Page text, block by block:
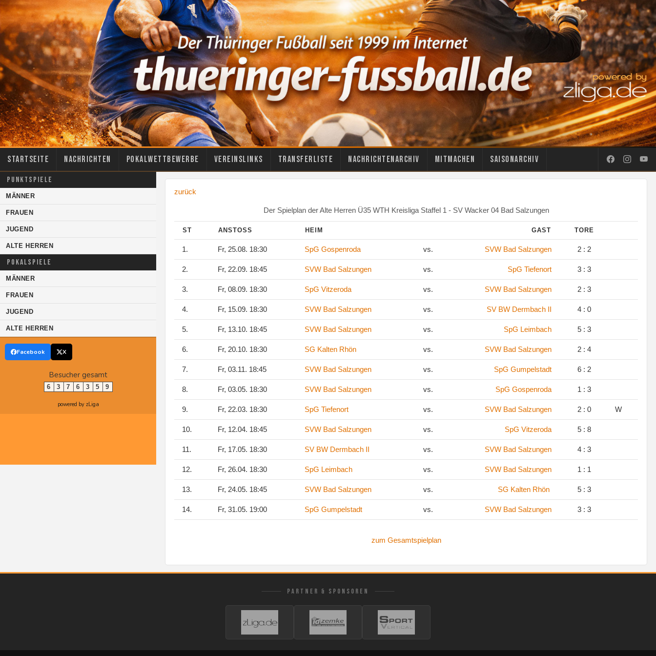
Startseite Nachrichten Pokalwettbewerbe Vereinslinks Transferliste Nachrichtenarchiv Mitmachen Saisonarchiv
PUNKTSPIELE
MÄNNER
FRAUEN
JUGEND
ALTE HERREN
POKALSPIELE
MÄNNER
FRAUEN
JUGEND
ALTE HERREN
Facebook X
Besucher gesamt
6 3 7 6 3 5 9
powered by zLiga
zurück
Der Spielplan der Alte Herren Ü35 WTH Kreisliga Staffel 1 - SV Wacker 04 Bad Salzungen
ST ANSTOSS HEIM GAST TORE
1. Fr, 25.08. 18:30 SpG Gospenroda vs. SVW Bad Salzungen 2 : 2
2. Fr, 22.09. 18:45 SVW Bad Salzungen vs. SpG Tiefenort 3 : 3
3. Fr, 08.09. 18:30 SpG Vitzeroda vs. SVW Bad Salzungen 2 : 3
4. Fr, 15.09. 18:30 SVW Bad Salzungen vs. SV BW Dermbach II 4 : 0
5. Fr, 13.10. 18:45 SVW Bad Salzungen vs. SpG Leimbach 5 : 3
6. Fr, 20.10. 18:30 SG Kalten Rhön vs. SVW Bad Salzungen 2 : 4
7. Fr, 03.11. 18:45 SVW Bad Salzungen vs. SpG Gumpelstadt 6 : 2
8. Fr, 03.05. 18:30 SVW Bad Salzungen vs. SpG Gospenroda 1 : 3
9. Fr, 22.03. 18:30 SpG Tiefenort vs. SVW Bad Salzungen 2 : 0 W
10. Fr, 12.04. 18:45 SVW Bad Salzungen vs. SpG Vitzeroda 5 : 8
11. Fr, 17.05. 18:30 SV BW Dermbach II vs. SVW Bad Salzungen 4 : 3
12. Fr, 26.04. 18:30 SpG Leimbach vs. SVW Bad Salzungen 1 : 1
13. Fr, 24.05. 18:45 SVW Bad Salzungen vs. SG Kalten Rhön 5 : 3
14. Fr, 31.05. 19:00 SpG Gumpelstadt vs. SVW Bad Salzungen 3 : 3
zum Gesamtspielplan
PARTNER & SPONSOREN